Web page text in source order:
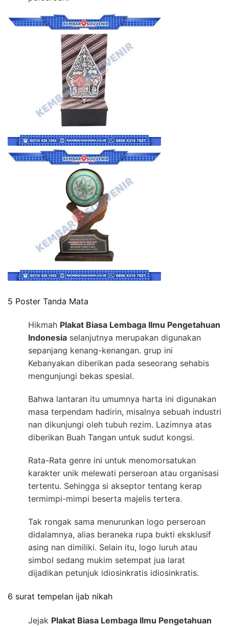
5 Poster Tanda Mata
Hikmah Plakat Biasa Lembaga Ilmu Pengetahuan
Indonesia selanjutnya merupakan digunakan
sepanjang kenang-kenangan. grup ini
Kebanyakan diberikan pada seseorang sehabis
mengunjungi bekas spesial.
Bahwa lantaran itu umumnya harta ini digunakan
masa terpendam hadirin, misalnya sebuah industri
nan dikunjungi oleh tubuh rezim. Lazimnya atas
diberikan Buah Tangan untuk sudut kongsi.
Rata-Rata genre ini untuk menomorsatukan
karakter unik melewati perseroan atau organisasi
tertentu. Sehingga si akseptor tentang kerap
termimpi-mimpi beserta majelis tertera.
Tak rongak sama menurunkan logo perseroan
didalamnya, alias beraneka rupa bukti eksklusif
asing nan dimiliki. Selain itu, logo luruh atau
simbol sedang mukim setempat jua larat
dijadikan petunjuk idiosinkratis idiosinkratis.
6 surat tempelan ijab nikah
Jejak Plakat Biasa Lembaga Ilmu Pengetahuan